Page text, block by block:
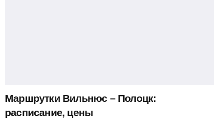
Маршрутки Вильнюс – Полоцк:
расписание, цены